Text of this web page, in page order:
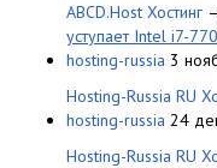
ABCD.Host Хостинг
уступает Intel i7-
hosting-russia 3
Hosting-Russia RU
hosting-russia 24
Hosting-Russia RU